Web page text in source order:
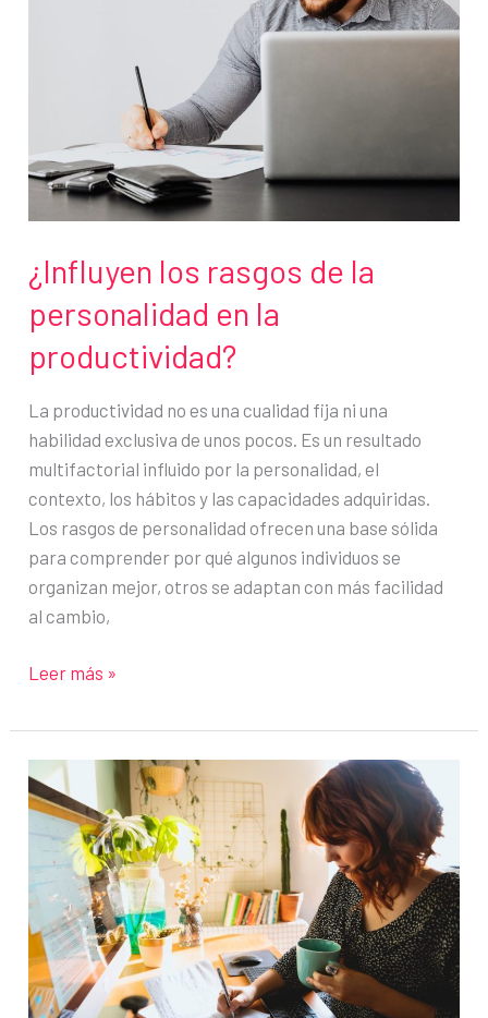
resolutivo
¿Influyen los rasgos de la
personalidad en la
productividad?
La productividad no es una cualidad fija ni una
habilidad exclusiva de unos pocos. Es un resultado
multifactorial influido por la personalidad, el
contexto, los hábitos y las capacidades adquiridas.
Los rasgos de personalidad ofrecen una base sólida
para comprender por qué algunos individuos se
organizan mejor, otros se adaptan con más facilidad
al cambio,
¿Influyen
rasgos
de
la
personalidad
la
productividad?
Leer más »